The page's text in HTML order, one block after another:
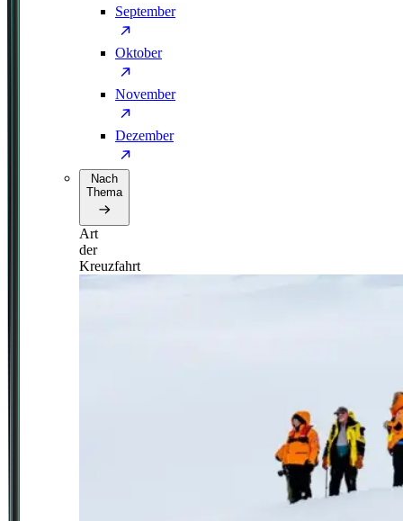
September
Oktober
November
Dezember
Nach
Thema
Art
der
Kreuzfahrt